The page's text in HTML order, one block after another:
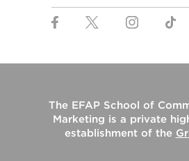
The EFAP School of
Marketing is a private
establishment of the